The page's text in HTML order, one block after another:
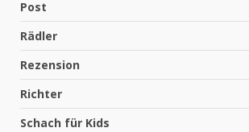
Post
Rädler
Rezension
Richter
Schach für Kids